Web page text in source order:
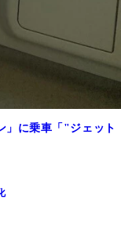
」に乗車「"ジェット